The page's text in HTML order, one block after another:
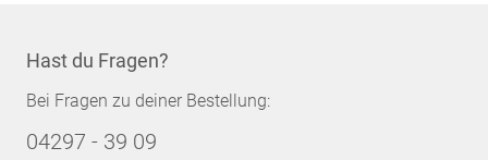
Hast du Fragen?
Bei Fragen zu deiner Bestellung:
04297 - 39 09